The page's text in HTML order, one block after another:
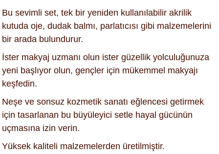
Bu sevimli set, tek bir yeniden kullanılabilir akrilik
kutuda oje, dudak balmı, parlatıcısı gibi malzemelerini
bir arada bulundurur.
İster makyaj uzmanı olun ister güzellik yolculuğunuza
yeni başlıyor olun, gençler için mükemmel makyajı
keşfedin.
Neşe ve sonsuz kozmetik sanatı eğlencesi getirmek
için tasarlanan bu büyüleyici setle hayal gücünün
uçmasına izin verin.
Yüksek kaliteli malzemelerden üretilmiştir.